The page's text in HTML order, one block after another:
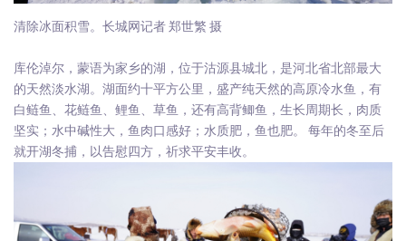
清除冰面积雪。长城网记者 郑世繁 摄
库伦淖尔，蒙语为家乡的湖，位于沽源县城北，是河北省北部最大
的天然淡水湖。湖面约十平方公里，盛产纯天然的高原冷水鱼，有
白鲢鱼、花鲢鱼、鲤鱼、草鱼，还有高背鲫鱼，生长周期长，肉质
坚实；水中碱性大，鱼肉口感好；水质肥，鱼也肥。 每年的冬至后
就开湖冬捕，以告慰四方，祈求平安丰收。